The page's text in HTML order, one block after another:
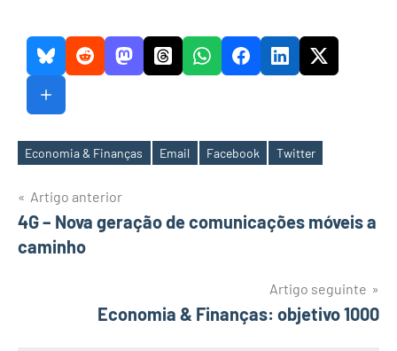
Etiquetas
Economia & Finanças Email Facebook Twitter
Navegação
de
Artigo anterior
4G – Nova geração de comunicações móveis a
caminho
Artigo seguinte
Economia & Finanças: objetivo 1000